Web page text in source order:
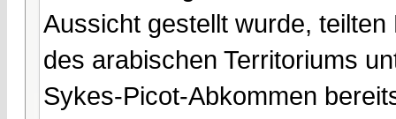
Aussicht gestellt wurde,
des arabischen Territoriums
Sykes-Picot-Abkommen